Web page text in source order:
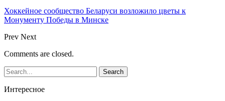
Хоккейное сообщество Беларуси возложило цветы к
Монументу Победы в Минске
Prev Next
Comments are closed.
Интересное